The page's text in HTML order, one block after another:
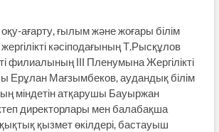
ағарту, ғылым және жоғары білім
кәсіподағының Т.Рысқұлов
филиалының ІІІ Пленумына Жергілікті
Ерұлан Мағзымбеков, аудандық білім
міндетін атқарушы Бауыржан
директорлары мен балабақша
қызмет өкілдері, бастауыш